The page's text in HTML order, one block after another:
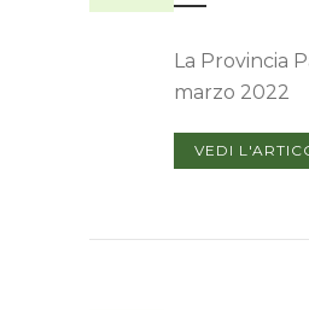
La Provincia
marzo 2022
VEDI